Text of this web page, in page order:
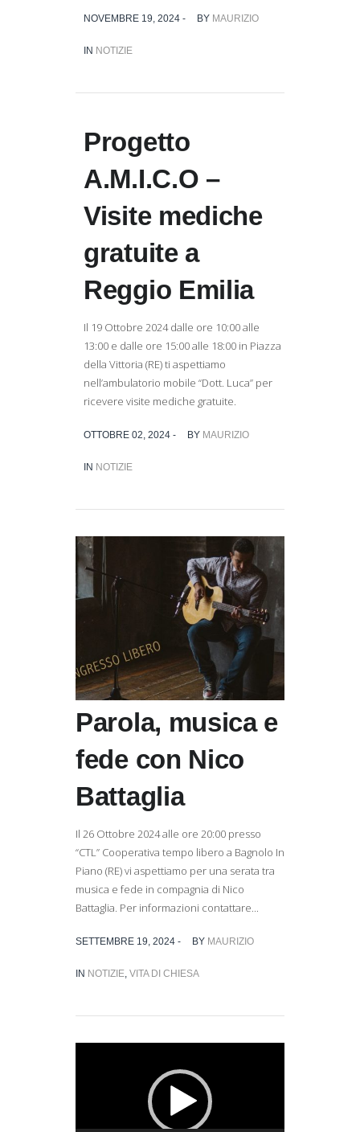
NOVEMBRE 19, 2024 - BY MAURIZIO
IN NOTIZIE
Progetto
A.M.I.C.O –
Visite mediche
gratuite a
Reggio Emilia
Il 19 Ottobre 2024 dalle ore 10:00 alle
13:00 e dalle ore 15:00 alle 18:00 in Piazza
della Vittoria (RE) ti aspettiamo
nell’ambulatorio mobile “Dott. Luca” per
ricevere visite mediche gratuite.
OTTOBRE 02, 2024 - BY MAURIZIO
IN NOTIZIE
Parola, musica e
fede con Nico
Battaglia
Il 26 Ottobre 2024 alle ore 20:00 presso
“CTL” Cooperativa tempo libero a Bagnolo In
Piano (RE) vi aspettiamo per una serata tra
musica e fede in compagnia di Nico
Battaglia. Per informazioni contattare...
SETTEMBRE 19, 2024 - BY MAURIZIO
IN NOTIZIE, VITA DI CHIESA